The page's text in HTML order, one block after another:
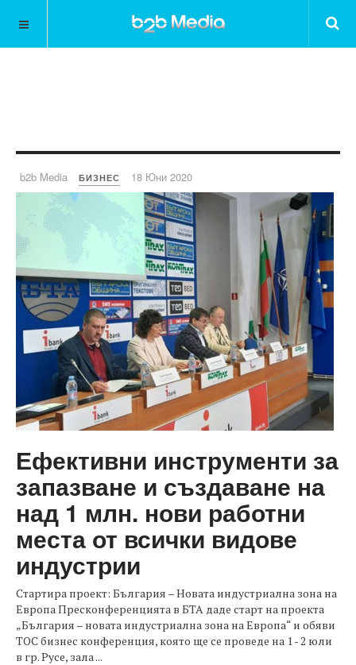
b2b Media БИЗНЕС 18 Юни 2020
Ефективни инструменти за
запазване и създаване на
над 1 млн. нови работни
места от всички видове
индустрии
Стартира проект: България – Новата индустриална зона на
Европа Пресконференцията в БТА даде старт на проекта
„България – новата индустриална зона на Европа“ и обяви
ТОС бизнес конференция, която ще се проведе на 1 - 2 юли
в гр. Русе, зала ...